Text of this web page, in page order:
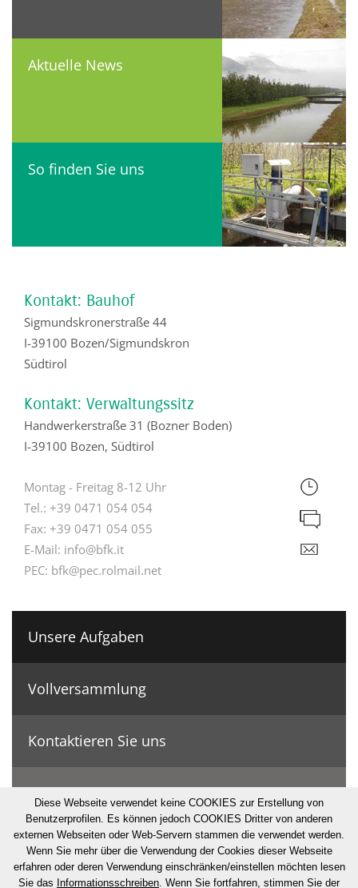
Aktuelle News
So finden Sie uns
Kontakt: Bauhof
Sigmundskronerstraße 44
I-39100 Bozen/Sigmundskron
Südtirol
Kontakt: Verwaltungssitz
Handwerkerstraße 31 (Bozner Boden)
I-39100 Bozen, Südtirol
Montag - Freitag 8-12 Uhr
Tel.: +39 0471 054 054
Fax: +39 0471 054 055
E-Mail: info@bfk.it
PEC: bfk@pec.rolmail.net
Unsere Aufgaben
Vollversammlung
Kontaktieren Sie uns
Geschichte & Zahlen
© Bonifizierungskonsortium
· Impressum · Privacy · Cookies · Sitemap · UID: IT80000230211
Diese Webseite verwendet keine COOKIES zur Erstellung von
Benutzerprofilen. Es können jedoch COOKIES Dritter von anderen
externen Webseiten oder Web-Servern stammen die verwendet werden.
Wenn Sie mehr über die Verwendung der Cookies dieser Webseite
erfahren oder deren Verwendung einschränken/einstellen möchten lesen
Sie das Informationsschreiben. Wenn Sie fortfahren, stimmen Sie der